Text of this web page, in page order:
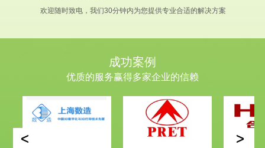
欢迎随时致电，我们30分钟内为您提供专业合适的解决方案
成功案例
优质的服务赢得多家企业的信赖
< >